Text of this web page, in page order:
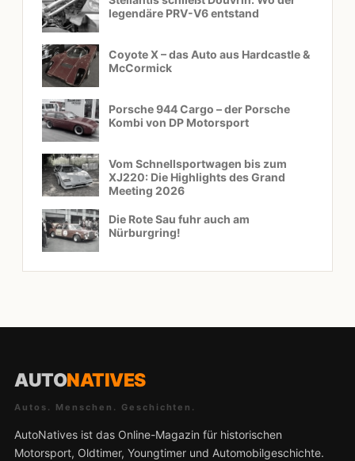
legendäre PRV-V6 entstand
Coyote X – das Auto aus Hardcastle &
McCormick
Porsche 944 Cargo – der Porsche
Kombi von DP Motorsport
Vom Schnellsportwagen bis zum
XJ220: Die Highlights des Grand
Meeting 2026
Die Rote Sau fuhr auch am
Nürburgring!
AUTONATIVES
Autos. Menschen. Geschichten.
AutoNatives ist das Online-Magazin für historischen
Motorsport, Oldtimer, Youngtimer und Automobilgeschichte.